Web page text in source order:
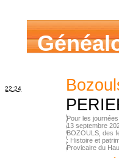
22:24
Pour les
13 septembre
BOZOULS, des
: Histoire et
Provicaire du